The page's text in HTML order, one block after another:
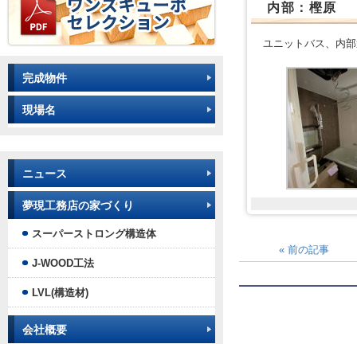
内部：樫原
ユニットバス、内
« 前の記事
完成物件
現場名
ニュース
夢現工務店の家づくり
スーパーストロング構造体
J-WOOD工法
LVL(構造材)
会社概要